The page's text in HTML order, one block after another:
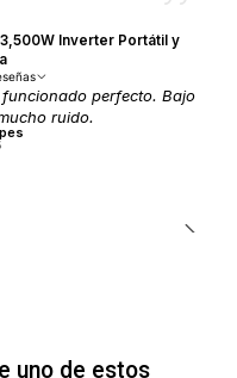
Inverter Portátil y
reseñas
perfecto. Bajo
ruido.
uno de estos